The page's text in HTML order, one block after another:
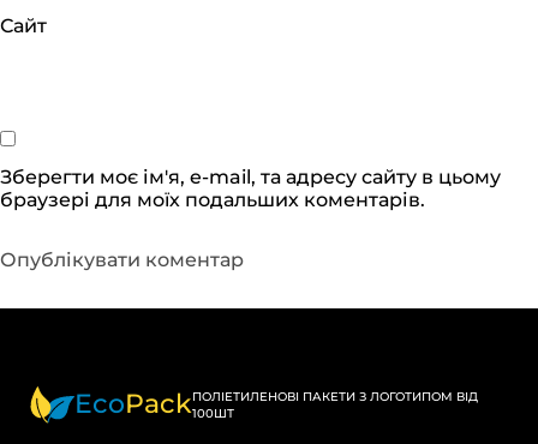
Сайт
Зберегти моє ім'я, e-mail, та адресу сайту в цьому
браузері для моїх подальших коментарів.
EcoPackПОЛІЕТИЛЕНОВІ ПАКЕТИ З ЛОГОТИПОМ ВІД
100ШТ